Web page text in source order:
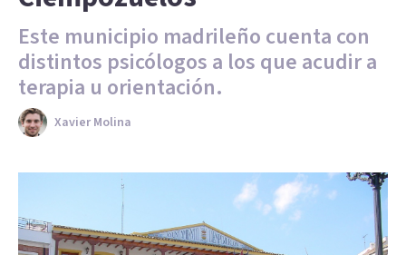
Este municipio madrileño cuenta con
distintos psicólogos a los que acudir a
terapia u orientación.
Xavier Molina